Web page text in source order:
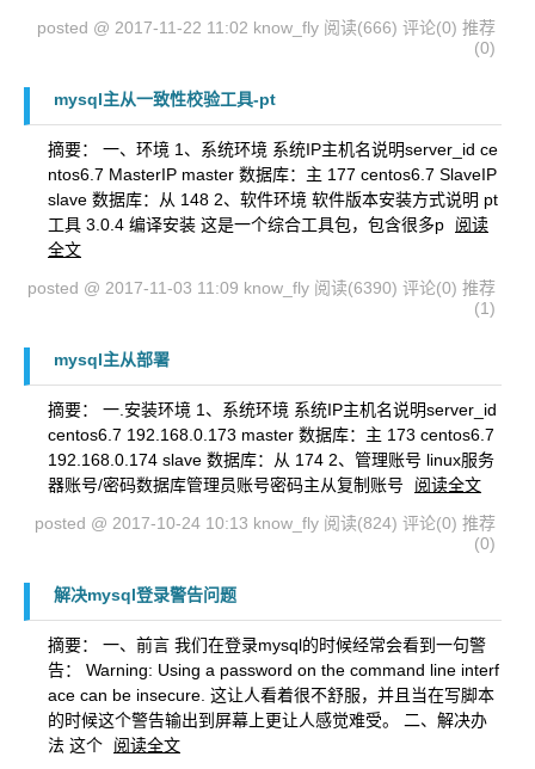
posted @ 2017-11-22 11:02 know_fly 阅读(666) 评论(0) 推荐
(0)
mysql主从一致性校验工具-pt
摘要： 一、环境 1、系统环境 系统IP主机名说明server_id ce
ntos6.7 MasterIP master 数据库：主 177 centos6.7 SlaveIP
slave 数据库：从 148 2、软件环境 软件版本安装方式说明 pt
工具 3.0.4 编译安装 这是一个综合工具包，包含很多p
阅读
全文
posted @ 2017-11-03 11:09 know_fly 阅读(6390) 评论(0) 推荐
(1)
mysql主从部署
摘要： 一.安装环境 1、系统环境 系统IP主机名说明server_id
centos6.7 192.168.0.173 master 数据库：主 173 centos6.7
192.168.0.174 slave 数据库：从 174 2、管理账号 linux服务
器账号/密码数据库管理员账号密码主从复制账号
阅读全文
posted @ 2017-10-24 10:13 know_fly 阅读(824) 评论(0) 推荐
(0)
解决mysql登录警告问题
摘要： 一、前言 我们在登录mysql的时候经常会看到一句警
告： Warning: Using a password on the command line interf
ace can be insecure. 这让人看着很不舒服，并且当在写脚本
的时候这个警告输出到屏幕上更让人感觉难受。 二、解决办
法 这个
阅读全文